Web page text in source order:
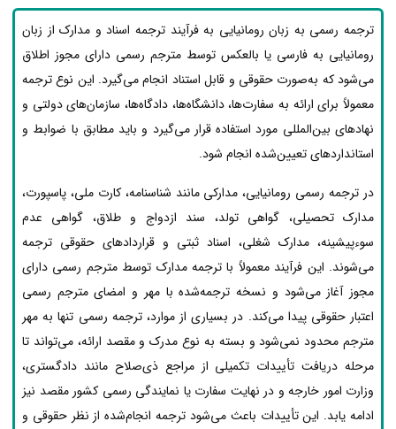
ترجمه رسمی به زبان رومانیایی به فرآیند ترجمه اسناد و مدارک از زبان
رومانیایی به فارسی یا بالعکس توسط مترجم رسمی دارای مجوز اطلاق
می‌شود که به‌صورت حقوقی و قابل استناد انجام می‌گیرد. این نوع ترجمه
معمولاً برای ارائه به سفارت‌ها، دانشگاه‌ها، دادگاه‌ها، سازمان‌های دولتی و
نهادهای بین‌المللی مورد استفاده قرار می‌گیرد و باید مطابق با ضوابط و
استانداردهای تعیین‌شده انجام شود.
در ترجمه رسمی رومانیایی، مدارکی مانند شناسنامه، کارت ملی، پاسپورت،
مدارک تحصیلی، گواهی تولد، سند ازدواج و طلاق، گواهی عدم
سوءپیشینه، مدارک شغلی، اسناد ثبتی و قراردادهای حقوقی ترجمه
می‌شوند. این فرآیند معمولاً با ترجمه مدارک توسط مترجم رسمی دارای
مجوز آغاز می‌شود و نسخه ترجمه‌شده با مهر و امضای مترجم رسمی
اعتبار حقوقی پیدا می‌کند. در بسیاری از موارد، ترجمه رسمی تنها به مهر
مترجم محدود نمی‌شود و بسته به نوع مدرک و مقصد ارائه، می‌تواند تا
مرحله دریافت تأییدات تکمیلی از مراجع ذی‌صلاح مانند دادگستری،
وزارت امور خارجه و در نهایت سفارت یا نمایندگی رسمی کشور مقصد نیز
ادامه یابد. این تأییدات باعث می‌شود ترجمه انجام‌شده از نظر حقوقی و